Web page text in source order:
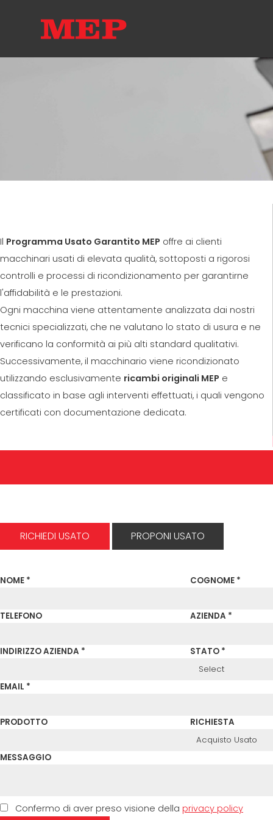
Il Programma Usato Garantito MEP offre ai clienti
macchinari usati di elevata qualità, sottoposti a rigorosi
controlli e processi di ricondizionamento per garantirne
l'affidabilità e le prestazioni.
Ogni macchina viene attentamente analizzata dai nostri
tecnici specializzati, che ne valutano lo stato di usura e ne
verificano la conformità ai più alti standard qualitativi.
Successivamente, il macchinario viene ricondizionato
utilizzando esclusivamente ricambi originali MEP e
classificato in base agli interventi effettuati, i quali vengono
certificati con documentazione dedicata.
RICHIEDI USATO PROPONI USATO
NOME * COGNOME *
TELEFONO AZIENDA *
INDIRIZZO AZIENDA * STATO *
EMAIL *
PRODOTTO RICHIESTA
MESSAGGIO
Confermo di aver preso visione della privacy policy